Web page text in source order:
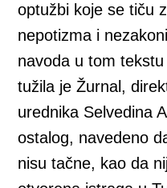
optužbi koje se tiču
nepotizma i
navoda u tom tekstu
tužila je Žurnal,
urednika Selvedina
ostalog, navedeno
nisu tačne, kao da